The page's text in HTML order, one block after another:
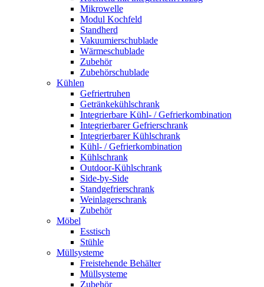
Mikrowelle
Modul Kochfeld
Standherd
Vakuumierschublade
Wärmeschublade
Zubehör
Zubehörschublade
Kühlen
Gefriertruhen
Getränkekühlschrank
Integrierbare Kühl- / Gefrierkombination
Integrierbarer Gefrierschrank
Integrierbarer Kühlschrank
Kühl- / Gefrierkombination
Kühlschrank
Outdoor-Kühlschrank
Side-by-Side
Standgefrierschrank
Weinlagerschrank
Zubehör
Möbel
Esstisch
Stühle
Müllsysteme
Freistehende Behälter
Müllsysteme
Zubehör